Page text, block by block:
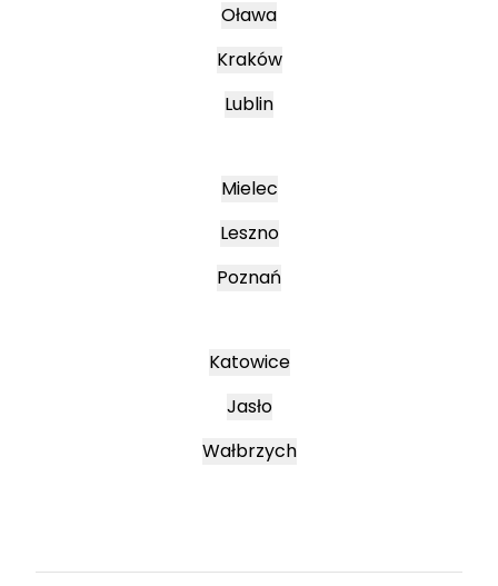
Oława
Kraków
Lublin
Mielec
Leszno
Poznań
Katowice
Jasło
Wałbrzych